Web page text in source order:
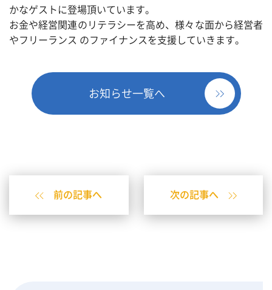
かなゲストに登場頂いています。
お金や経営関連のリテラシーを高め、様々な面から経営者
やフリーランス のファイナンスを支援していきます。
お知らせ一覧へ
前の記事へ 次の記事へ